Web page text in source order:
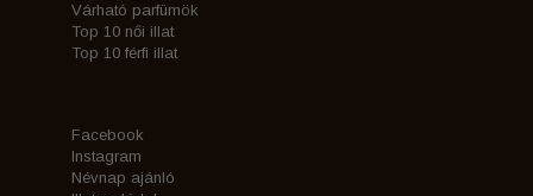
Várható parfümök
Top 10 női illat
Top 10 férfi illat
Facebook
Instagram
Névnap ajánló